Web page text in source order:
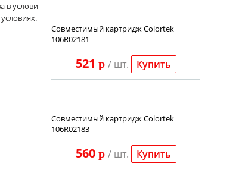
машины
в услови
Совместимый картридж Colortek
106R02181
521 p / шт. Купить
Совместимый картридж Colortek
106R02183
560 p / шт. Купить